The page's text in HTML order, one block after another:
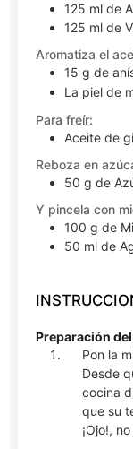
125 ml de
125 ml de
Aromatiza el
15 g de
La piel de
Para freír:
Aceite de
Reboza en
50 g de
Y pincela con
100 g de
50 ml de
Preparación
Pon la
Desde
cocina
que su
¡Ojo!,